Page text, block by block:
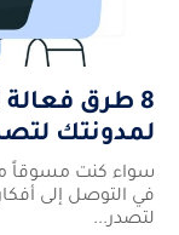
8 طرق
لمدونتك
سواء كنت مسوقاً
في التوصل إلى
لتصدر...